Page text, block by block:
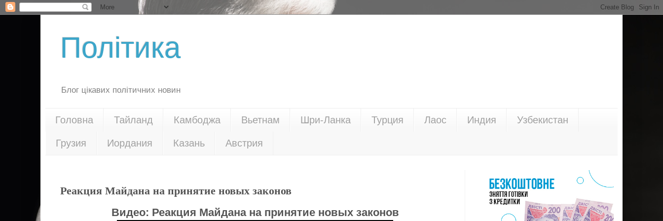
Політика
Блог цікавих політичних новин
Головна Тайланд Камбоджа Вьетнам Шри-Ланка Турция Лаос Индия Узбекистан
Грузия Иордания Казань Австрия
Реакция Майдана на принятие новых законов
Видео: Реакция Майдана на принятие новых законов